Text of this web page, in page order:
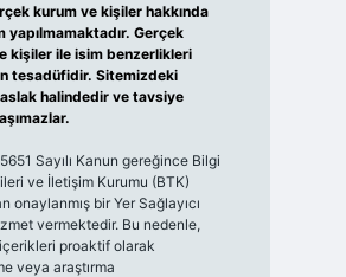
kurum ve kişiler hakkında
yapılmamaktadır. Gerçek
kişiler ile isim benzerlikleri
tesadüfidir. Sitemizdeki
halindedir ve tavsiye
Sayılı Kanun gereğince Bilgi
ve İletişim Kurumu (BTK)
onaylanmış bir Yer Sağlayıcı
vermektedir. Bu nedenle,
proaktif olarak
veya araştırma